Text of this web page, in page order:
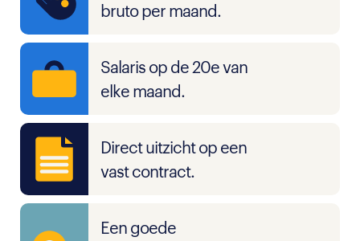
bruto per maand.
Salaris op de 20e van
elke maand.
Direct uitzicht op een
vast contract.
Een goede